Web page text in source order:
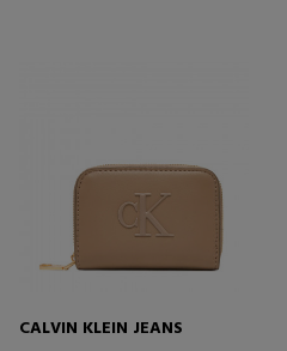
CALVIN KLEIN JEANS